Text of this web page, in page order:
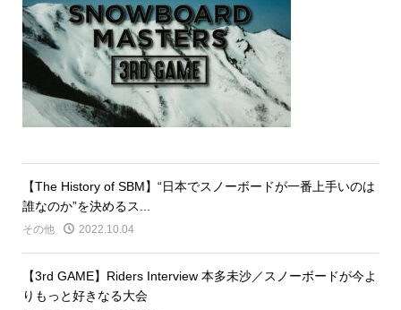
【The History of SBM】“日本でスノーボードが一番上手いのは
誰なのか”を決めるス...
その他 2022.10.04
【3rd GAME】Riders Interview 本多未沙／スノーボードが今よ
りもっと好きなる大会